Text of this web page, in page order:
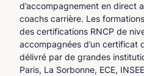
d’accompagnement en direct
coachs carrière. Les
des certifications RNCP de
accompagnées d’un certificat
délivré par de grandes
Paris, La Sorbonne, ECE,